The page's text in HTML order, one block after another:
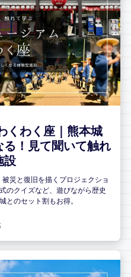
くわく座｜熊本城
！見て聞いて触れ
設
災と復旧を描くプロジェクショ
のクイズなど、遊びながら歴史
とのセット割もお得。